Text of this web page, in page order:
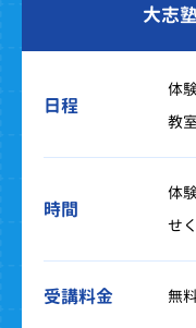
大志
日程
体
教
時間
体
せ
受講料金 無